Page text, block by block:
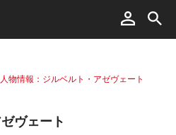
人物情報：ジルベルト・アゼヴェート
ヴェート